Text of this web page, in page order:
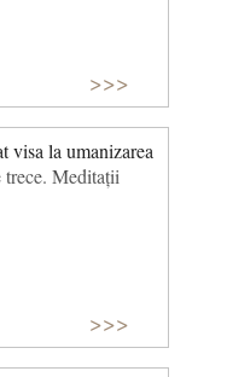
>>>
visa la umanizarea
Meditații
>>>